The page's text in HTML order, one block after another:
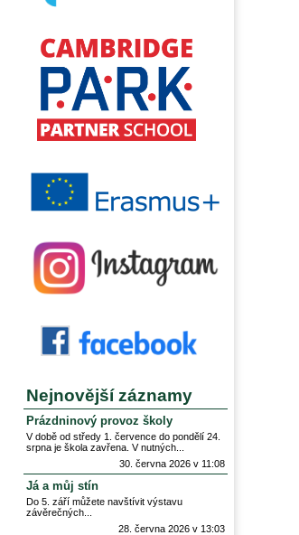
Nejnovější záznamy
Prázdninový provoz školy
V době od středy 1. července do pondělí 24.
srpna je škola zavřena. V nutných
30. června 2026 v 11:08
Já a můj stín
Do 5. září můžete navštívit výstavu
závěrečných
28. června 2026 v 13:03